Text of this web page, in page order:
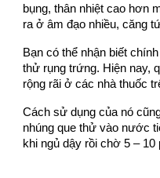
bụng, thân nhiệt cao hơn
ra ở âm đạo nhiều, căng
Bạn có thể nhận biết
thử rụng trứng. Hiện nay,
rộng rãi ở các nhà thuốc
Cách sử dụng của nó
nhúng que thử vào nước
khi ngủ dậy rồi chờ 5 – 10